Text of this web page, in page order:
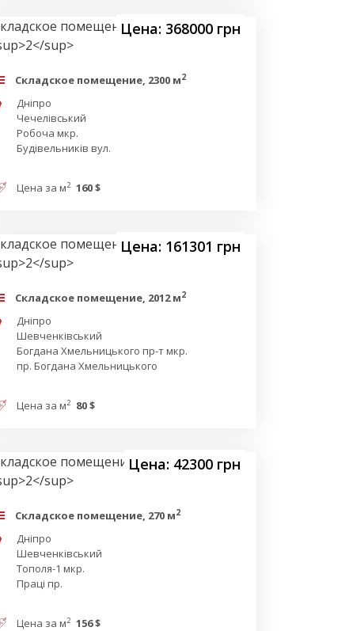
Цена: 368000 грн
Складское помещение, 2300 м2
Дніпро
Чечелівський
Робоча мкр.
Будівельників вул.
Цена за м2 160 $
Цена: 161301 грн
Складское помещение, 2012 м2
Дніпро
Шевченківський
Богдана Хмельницького пр-т мкр.
пр. Богдана Хмельницького
Цена за м2 80 $
Цена: 42300 грн
Складское помещение, 270 м2
Дніпро
Шевченківський
Тополя-1 мкр.
Праці пр.
Цена за м2 156 $